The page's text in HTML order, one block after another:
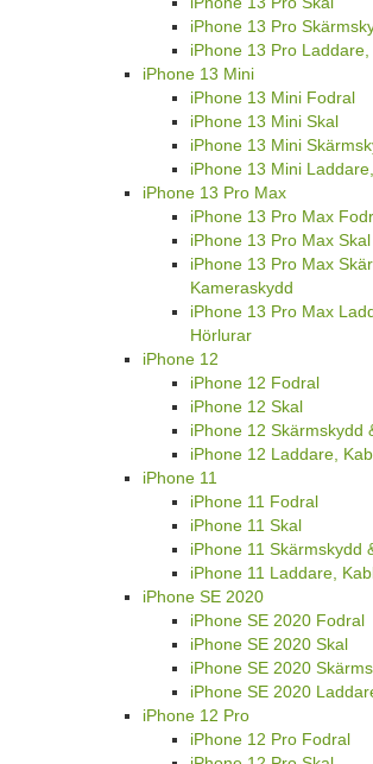
iPhone 13 Pro
iPhone 13 Pro
iPhone 13 Mini
iPhone 13 Mini Fodral
iPhone 13 Mini Skal
iPhone 13 Mini
iPhone 13 Mini
iPhone 13 Pro Max
iPhone 13 Pro Max
iPhone 13 Pro Max Skal
iPhone 13 Pro Max
Kameraskydd
iPhone 13 Pro Max
Hörlurar
iPhone 12
iPhone 12 Fodral
iPhone 12 Skal
iPhone 12 Skärmskydd
iPhone 12 Laddare,
iPhone 11
iPhone 11 Fodral
iPhone 11 Skal
iPhone 11 Skärmskydd
iPhone 11 Laddare,
iPhone SE 2020
iPhone SE 2020 Fodral
iPhone SE 2020 Skal
iPhone SE 2020
iPhone SE 2020
iPhone 12 Pro
iPhone 12 Pro Fodral